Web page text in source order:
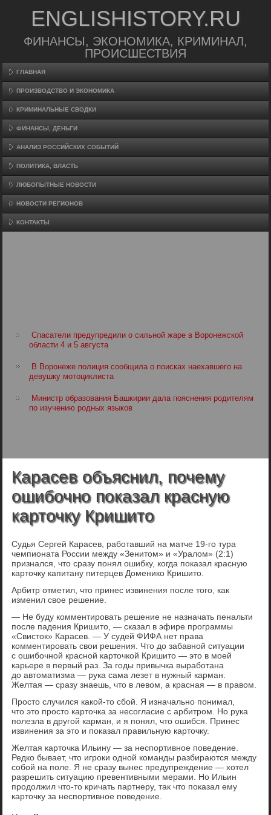
ENGLISHISTORY.RU
ФИНАНСЫ, ЭКОНОМИКА, КРИМИНАЛ,
ПРОИСШЕСТВИЯ
ГЛАВНАЯ
ПРОИЗВΟДСТВО И ЭКОНОМИКА
КРИМИНАЛЬНЫЕ СВОДКИ
ФИНАНСЫ, ДЕНЬГИ
АНАЛИЗ РОССИЙСКИХ СОБЫТИЙ
ПОЛИТИКА, ВЛАСТЬ
ЛЮБОПЫТНЫЕ НОВОСТИ
НОВОСТИ РЕГИОНОВ
КОНТАКТЫ
Спасатели предупредили о сильной жаре в Воронежской
области 4 и 5 августа
В Воронеже полиция сообщила о поисках наехавшего на
девушку мотоциклиста
Министр образования Башкирии дала пояснения родителям
по изучению родных языков
Карасев объяснил, почему
ошибочно показал красную
карточку Кришито
Судья Сергей Карасев, работавший на матче 19-го тура
чемпионата России между «Зенитом» и «Уралом» (2:1)
признался, что сразу понял ошибку, когда показал красную
карточку капитану питерцев Доменико Кришито.
Арбитр отметил, что принес извинения после того, как
изменил свое решение.
— Не буду комментировать решение не назначать пенальти
после падения Кришито, — сказал в эфире программы
«Свисток» Карасев. — У судей ФИФА нет права
комментировать свои решения. Что до забавной ситуации
с ошибочной красной карточкой Кришито — это в моей
карьере в первый раз. За годы привычка выработана
до автоматизма — рука сама лезет в нужный карман.
Желтая — сразу знаешь, что в левом, а красная — в правом.
Просто случился какой-то сбой. Я изначально понимал,
что это просто карточка за несогласие с арбитром. Но рука
полезла в другой карман, и я понял, что ошибся. Принес
извинения за это и показал правильную карточку.
Желтая карточка Ильину — за неспортивное поведение.
Редко бывает, что игроки одной команды разбираются между
собой на поле. Я не сразу вынес предупреждение — хотел
разрешить ситуацию превентивными мерами. Но Ильин
продолжил что-то кричать партнеру, так что показал ему
карточку за неспортивное поведение.